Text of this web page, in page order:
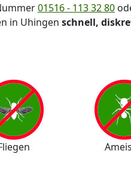
01516 - 113 32 80
in Uhingen schnell,